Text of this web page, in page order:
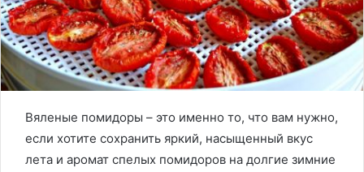
Вяленые помидоры – это именно то, что вам нужно,
если хотите сохранить яркий, насыщенный вкус
лета и аромат спелых помидоров на долгие зимние